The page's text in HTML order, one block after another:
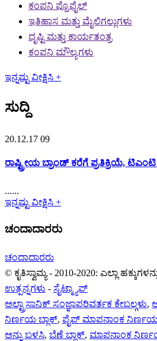
ಕಂಪನಿ ಪ್ರೊಫೈಲ್
ಇತಿಹಾಸ ಮತ್ತು ಮೈಲಿಗಲ್ಲುಗಳು
ದೃಷ್ಟಿ ಮತ್ತು ಕಾರ್ಯತಂತ್ರ
ಕಂಪನಿ ಮೌಲ್ಯಗಳು
ಇನ್ನಷ್ಟು ವೀಕ್ಷಿಸಿ +
ಸುದ್ದಿ
20.12.17 09
ರಾಷ್ಟ್ರೀಯ ಬ್ರಾಂಡ್ ಕರೆಗೆ ಪ್ರತಿಕ್ರಿಯೆ, ಟಿಎಂಟಿ
......
ಇನ್ನಷ್ಟು ವೀಕ್ಷಿಸಿ +
ಚಂದಾದಾರರು
ಚಂದಾದಾರರು
© ಕೃತಿಸ್ವಾಮ್ಯ - 2010-2020: ಎಲ್ಲಾ
ಉತ್ಪನ್ನಗಳು - ಸೈಟ್ಮ್ಯಾಪ್
ಅಲ್ಟ್ರಾಸಾನಿಕ್ ಸಂಜ್ಞಾಪರಿವರ್ತಕ ಕೇಬಲ್ಗಳು,
ನಿರ್ಣಯ ಬ್ಲಾಕ್, ಪೈಪ್ ಮಾಪನಾಂಕ ನಿರ್ಣಯ
ಅನ್ನು ಬಳಸಿ, ಬೆಣೆ ಬ್ಲಾಕ್, ಮಾಪನಾಂಕ ನಿರ್ಣಯ